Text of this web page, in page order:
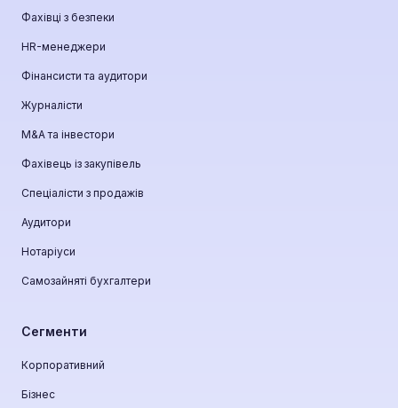
Фахівці з безпеки
HR-менеджери
Фінансисти та аудитори
Журналісти
М&A та інвестори
Фахівець із закупівель
Спеціалісти з продажів
Аудитори
Нотаріуси
Самозайняті бухгалтери
Сегменти
Корпоративний
Бізнес